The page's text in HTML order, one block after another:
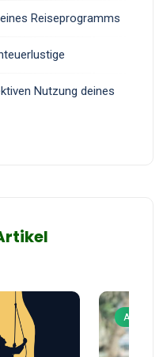
Reiseprogramms
Nutzung deines